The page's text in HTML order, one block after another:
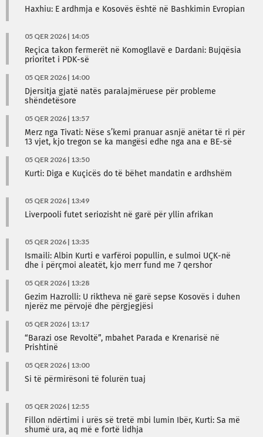
Haxhiu: E ardhmja e Kosovës është në Bashkimin Evropian
05 QER 2026 | 14:05
Reçica takon fermerët në Komogllavë e Dardani: Bujqësia
prioritet i PDK-së
05 QER 2026 | 14:00
Djersitja gjatë natës paralajmëruese për probleme
shëndetësore
05 QER 2026 | 13:57
Merz nga Tivati: Nëse s’kemi pranuar asnjë anëtar të ri për
13 vjet, kjo tregon se ka mangësi edhe nga ana e BE-së
05 QER 2026 | 13:50
Kurti: Diga e Kuçicës do të bëhet mandatin e ardhshëm
05 QER 2026 | 13:49
Liverpooli futet seriozisht në garë për yllin afrikan
05 QER 2026 | 13:35
Ismaili: Albin Kurti e varfëroi popullin, e sulmoi UÇK-në
dhe i përçmoi aleatët, kjo merr fund me 7 qershor
05 QER 2026 | 13:28
Gezim Hazrolli: U riktheva në garë sepse Kosovës i duhen
njerëz me përvojë dhe përgjegjësi
05 QER 2026 | 13:17
“Barazi ose Revoltë”, mbahet Parada e Krenarisë në
Prishtinë
05 QER 2026 | 13:00
Si të përmirësoni të folurën tuaj
05 QER 2026 | 12:55
Fillon ndërtimi i urës së tretë mbi lumin Ibër, Kurti: Sa më
shumë ura, aq më e fortë lidhja